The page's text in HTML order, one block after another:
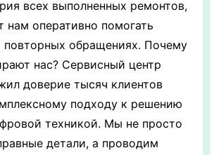
всех выполненных ремонтов,
нам оперативно помогать
повторных обращениях. Почему
нас? Сервисный центр
доверие тысяч клиентов
подходу к решению
техникой. Мы не просто
детали, а проводим